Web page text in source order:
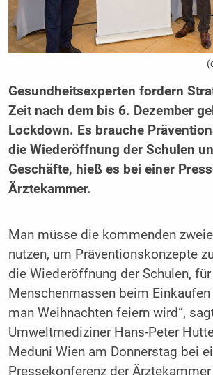
Gesundheitsexperten fordern
Zeit nach dem bis 6. Dezember
Lockdown. Es brauche
die Wiederöffnung der Schulen
Geschäfte, hieß es bei einer
Ärztekammer.
Man müsse die kommenden
nutzen, um Präventionskonzepte
die Wiederöffnung der Schulen, für
Menschenmassen beim Einkaufen
man Weihnachten feiern wird“,
Umweltmediziner Hans-Peter
Meduni Wien am Donnerstag bei
Pressekonferenz der